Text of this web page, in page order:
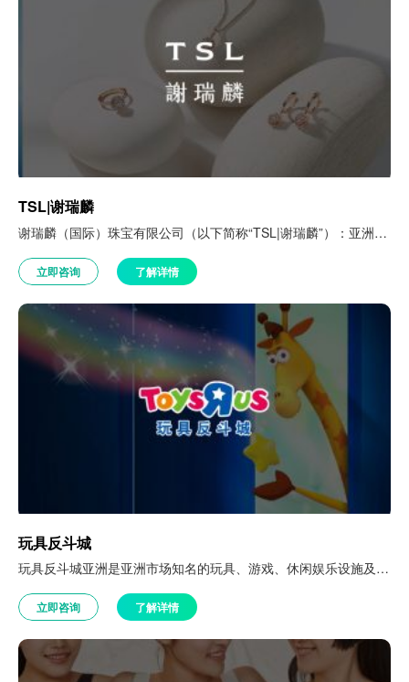
TSL|谢瑞麟
谢瑞麟（国际）珠宝有限公司（以下简称“TSL|谢瑞麟”）：亚洲知名珠宝集团，1971年成立，1987年上市，是第二家上市的香港珠宝集团。
立即咨询 了解详情
玩具反斗城
玩具反斗城亚洲是亚洲市场知名的玩具、游戏、休闲娱乐设施及益智类产品零售商，旗下还包括专门发售婴儿必需品类的品牌“宝宝反斗城”。
立即咨询 了解详情